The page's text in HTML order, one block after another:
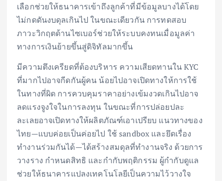
เลือกช่วยให้ธนาคารเข้าถึงลูกค้าที่มีข้อมูลบางได้โดย
ไม่กดดันงบดุลเกินไป ในขณะเดียวกัน การทดสอบ
ภาวะวิกฤตด้านไซเบอร์ช่วยให้ระบบคงทนเมื่อมูลค่า
ทางการเงินย้ายขึ้นสู่ดิจิทัลมากขึ้น
มีความตึงเครียดที่ต้องบริหาร ความเสียดทานใน KYC
ที่มากไปอาจกีดกันผู้คน น้อยไปอาจเปิดทางให้การใช้
ในทางที่ผิด การควบคุมราคาอย่างเข้มงวดเกินไปอาจ
ลดแรงจูงใจในการลงทุน ในขณะที่การปล่อยปละ
ละเลยอาจเปิดทางให้ผลิตภัณฑ์เอาเปรียบ แนวทางของ
ไทย—แบบค่อยเป็นค่อยไป ใช้ sandbox และยึดเรื่อง
ทำงานร่วมกันได้—ได้สร้างสมดุลที่ทำงานจริง ด้วยการ
วางราง กำหนดสิทธิ และกำกับพฤติกรรม ผู้กำกับดูแล
ช่วยให้ธนาคารแปลงเทคโนโลยีเป็นความไว้วางใจ